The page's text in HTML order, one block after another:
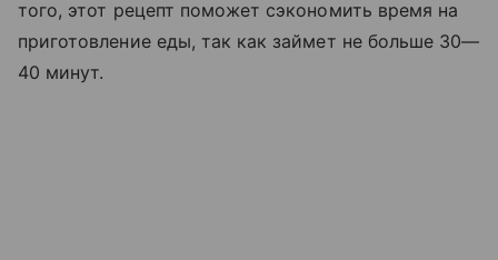
того, этот рецепт поможет сэкономить время на
приготовление еды, так как займет не больше 30—
40 минут.